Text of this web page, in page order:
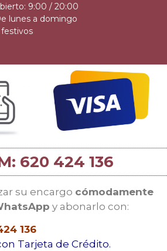
9:00 / 20:00
lunes a domingo
620 424 136
su encargo cómodamente
y abonarlo con:
136
Tarjeta de Crédito.